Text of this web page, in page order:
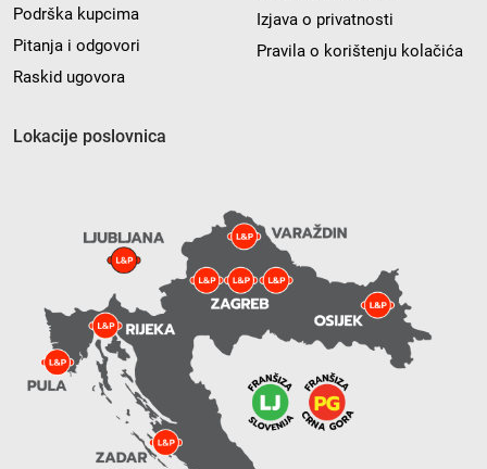
Podrška kupcima
Pitanja i odgovori
Raskid ugovora
Izjava o privatnosti
Pravila o korištenju kolačića
Lokacije poslovnica